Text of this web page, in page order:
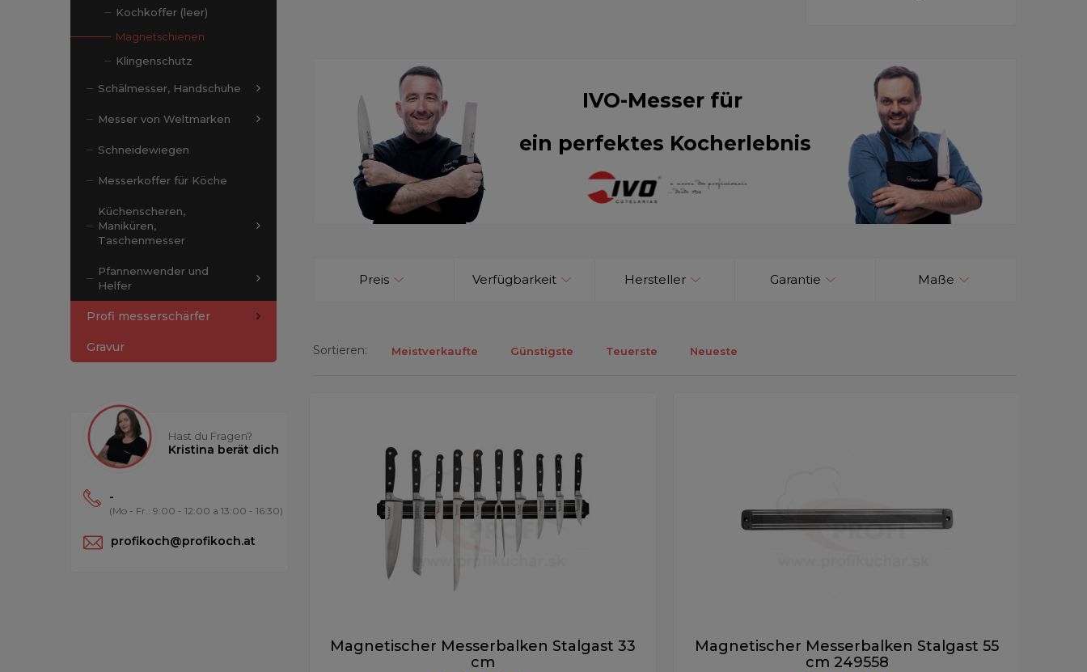
Kochkoffer (leer)
Magnetschienen
Klingenschutz
Schälmesser, Handschuhe
Messer von Weltmarken
Schneidewiegen
Messerkoffer für Köche
Küchenscheren,
Maniküren,
Taschenmesser
Pfannenwender und
Helfer
Profi messerschärfer
Gravur
Hast du Fragen?
Kristina berät dich
-
(Mo - Fr.: 9:00 - 12:00 a 13:00 - 16:30)
profikoch@profikoch.at
IVO-Messer für
ein perfektes Kocherlebnis
Preis Verfügbarkeit Hersteller Garantie Maße
Sortieren: Meistverkaufte Günstigste Teuerste Neueste
Magnetischer Messerbalken Stalgast 33
cm
Magnetischer Messerbalken Stalgast 55
cm 249558